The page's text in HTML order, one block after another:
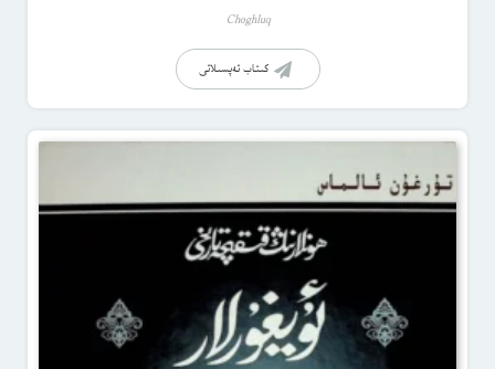
Choghluq
كىتاب تەپسىلاتى